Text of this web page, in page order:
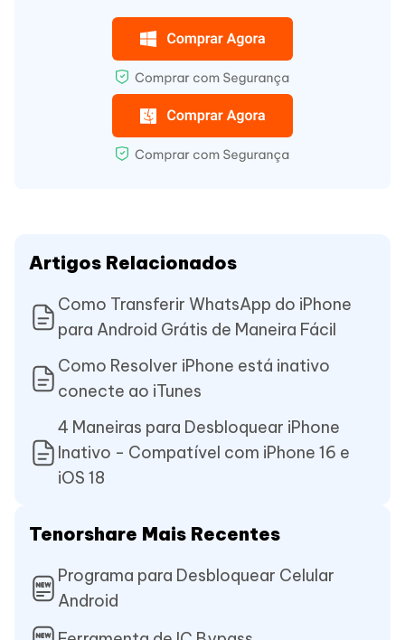
Artigos Relacionados
Como Transferir WhatsApp do iPhone
para Android Grátis de Maneira Fácil
Como Resolver iPhone está inativo
conecte ao iTunes
4 Maneiras para Desbloquear iPhone
Inativo - Compatível com iPhone 16 e
iOS 18
Tenorshare Mais Recentes
Programa para Desbloquear Celular
Android